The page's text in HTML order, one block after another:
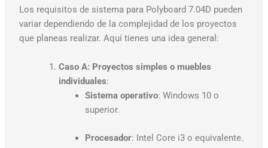
Los requisitos de sistema para Polyboard 7.04D pueden
variar dependiendo de la complejidad de los proyectos
que planeas realizar. Aquí tienes una idea general:
Caso A: Proyectos simples o muebles
individuales:
Sistema operativo: Windows 10 o
superior.
Procesador: Intel Core i3 o equivalente.